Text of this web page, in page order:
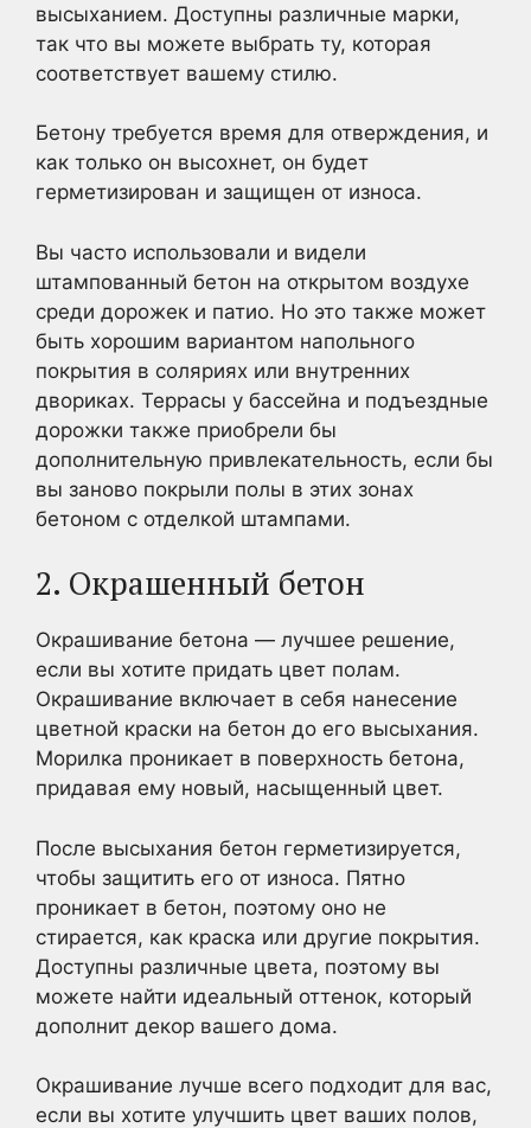
высыханием. Доступны различные марки,
так что вы можете выбрать ту, которая
соответствует вашему стилю.
Бетону требуется время для отверждения, и
как только он высохнет, он будет
герметизирован и защищен от износа.
Вы часто использовали и видели
штампованный бетон на открытом воздухе
среди дорожек и патио. Но это также может
быть хорошим вариантом напольного
покрытия в соляриях или внутренних
двориках. Террасы у бассейна и подъездные
дорожки также приобрели бы
дополнительную привлекательность, если бы
вы заново покрыли полы в этих зонах
бетоном с отделкой штампами.
2. Окрашенный бетон
Окрашивание бетона — лучшее решение,
если вы хотите придать цвет полам.
Окрашивание включает в себя нанесение
цветной краски на бетон до его высыхания.
Морилка проникает в поверхность бетона,
придавая ему новый, насыщенный цвет.
После высыхания бетон герметизируется,
чтобы защитить его от износа. Пятно
проникает в бетон, поэтому оно не
стирается, как краска или другие покрытия.
Доступны различные цвета, поэтому вы
можете найти идеальный оттенок, который
дополнит декор вашего дома.
Окрашивание лучше всего подходит для вас,
если вы хотите улучшить цвет ваших полов,